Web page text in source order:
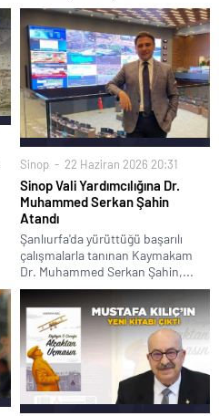
Sinop 22 Haziran 2026 20:31
Sinop Vali Yardımcılığına Dr.
Muhammed Serkan Şahin
Atandı
Şanlıurfa'da yürüttüğü başarılı
çalışmalarla tanınan Kaymakam
Dr. Muhammed Serkan Şahin,...